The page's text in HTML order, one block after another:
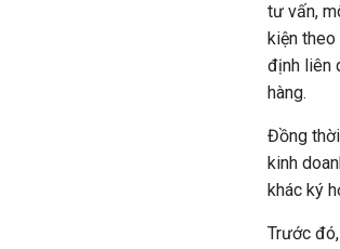
tư vấn,
kiện
định liên
hàng.
Đồng
kinh
khác ký
Trước